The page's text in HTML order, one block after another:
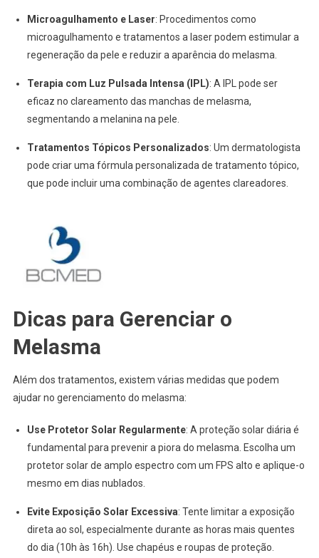
Microagulhamento e Laser: Procedimentos como
microagulhamento e tratamentos a laser podem estimular a
regeneração da pele e reduzir a aparência do melasma.
Terapia com Luz Pulsada Intensa (IPL): A IPL pode ser
eficaz no clareamento das manchas de melasma,
segmentando a melanina na pele.
Tratamentos Tópicos Personalizados: Um dermatologista
pode criar uma fórmula personalizada de tratamento tópico,
que pode incluir uma combinação de agentes clareadores.
Dicas para Gerenciar o
Melasma
Além dos tratamentos, existem várias medidas que podem
ajudar no gerenciamento do melasma:
Use Protetor Solar Regularmente: A proteção solar diária é
fundamental para prevenir a piora do melasma. Escolha um
protetor solar de amplo espectro com um FPS alto e aplique-o
mesmo em dias nublados.
Evite Exposição Solar Excessiva: Tente limitar a exposição
direta ao sol, especialmente durante as horas mais quentes
do dia (10h às 16h). Use chapéus e roupas de proteção.